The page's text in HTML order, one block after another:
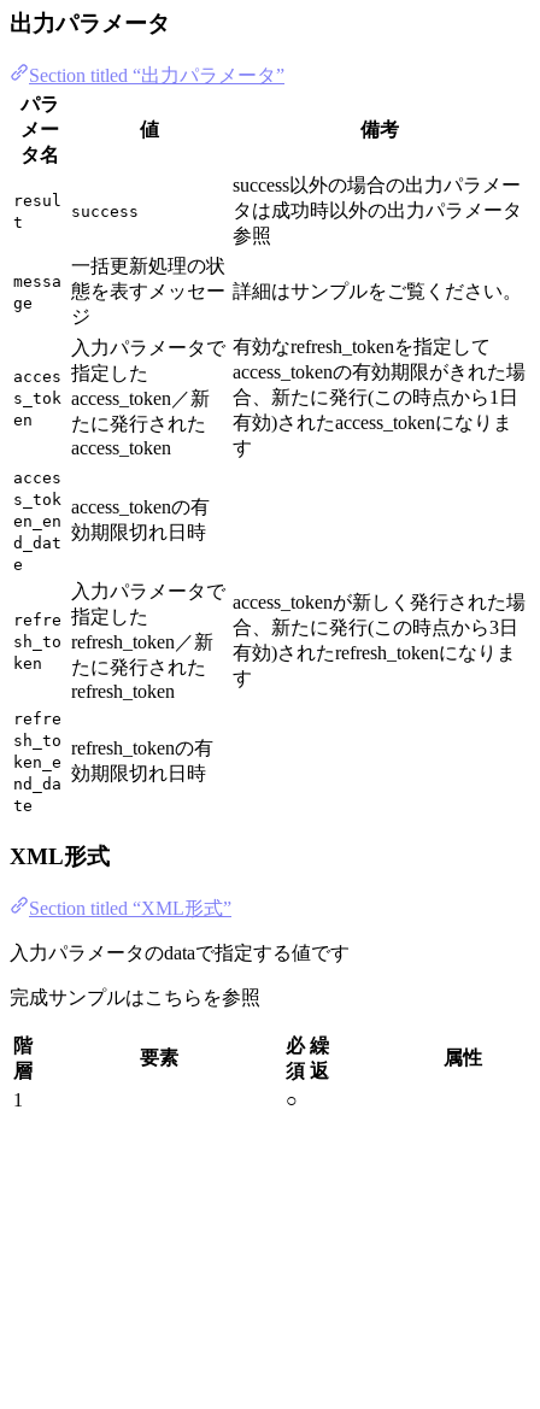
出力パラメータ
Section titled “出力パラメータ”
パラ
メー
タ名
値 備考
resul
t
success
success以外の場合の出力パラメー
タは成功時以外の出力パラメータ
参照
messa
ge
一括更新処理の状
態を表すメッセー
ジ
詳細はサンプルをご覧ください。
acces
s_tok
en
入力パラメータで
指定した
access_token／新
たに発行された
access_token
有効なrefresh_tokenを指定して
access_tokenの有効期限がきれた場
合、新たに発行(この時点から1日
有効)されたaccess_tokenになりま
す
acces
s_tok
en_en
d_dat
e
access_tokenの有
効期限切れ日時
refre
sh_to
ken
入力パラメータで
指定した
refresh_token／新
たに発行された
refresh_token
access_tokenが新しく発行された場
合、新たに発行(この時点から3日
有効)されたrefresh_tokenになりま
す
refre
sh_to
ken_e
nd_da
te
refresh_tokenの有
効期限切れ日時
XML形式
Section titled “XML形式”
入力パラメータのdataで指定する値です
完成サンプルはこちらを参照
階
層
要素
必
須
繰
返
属性
1 ○